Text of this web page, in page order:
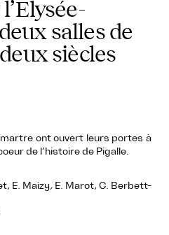
salles de
siècles
ont ouvert leurs portes à
de l’histoire de Pigalle.
E. Maizy, E. Marot, C. Berbett-